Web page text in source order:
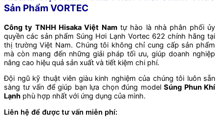
Sản Phẩm VORTEC
Công ty TNHH Hisaka Việt Namtự hào là nhà phân phối ủy
quyền các sản phẩm Súng Hơi Lạnh Vortec 622 chính hãng tại
thị trường Việt Nam. Chúng tôi không chỉ cung cấp sản phẩm
mà còn mang đến những giải pháp tối ưu, giúp doanh nghiệp
nâng cao hiệu quả sản xuất và tiết kiệm chi phí.
Đội ngũ kỹ thuật viên giàu kinh nghiệm của chúng tôi luôn sẵn
sàng tư vấn để giúp bạn lựa chọn đúng model Súng Phun Khí
Lạnh phù hợp nhất với ứng dụng của mình.
Liên hệ để được tư vấn miễn phí: